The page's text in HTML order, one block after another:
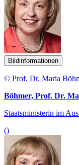
Bildinformationen
© Prof. Dr. Maria
Böhmer, Prof. Dr.
Staatsministerin im
()